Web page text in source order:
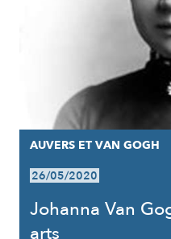
AUVERS ET VAN GOGH
26/05/2020
Johanna Van
arts